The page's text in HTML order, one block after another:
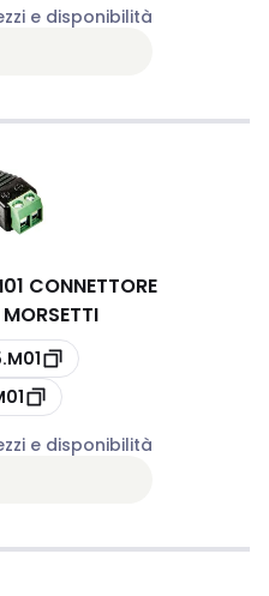
e disponibilità
CONNETTORE
e disponibilità